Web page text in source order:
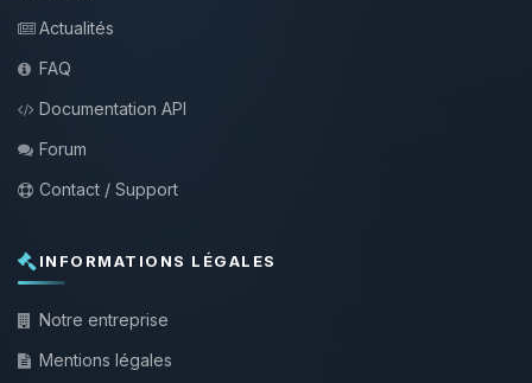
Actualités
FAQ
Documentation API
Forum
Contact / Support
INFORMATIONS LÉGALES
Notre entreprise
Mentions légales